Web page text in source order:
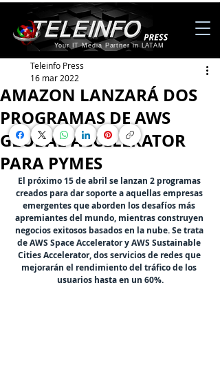
Your IT Media Partner in LATAM
AMAZON LANZARÁ DOS
PROGRAMAS DE AWS
GLOBAL ACCELERATOR
PARA PYMES
Teleinfo Press
16 mar 2022
El próximo 15 de abril se lanzan 2 programas
creados para dar soporte a aquellas empresas
emergentes que aborden los desafíos más
apremiantes del mundo, mientras construyen
negocios exitosos basados ​​en la nube. Se trata
de AWS Space Accelerator y AWS Sustainable
Cities Accelerator, dos servicios de redes que
mejorarán el rendimiento del tráfico de los
usuarios hasta en un 60%.